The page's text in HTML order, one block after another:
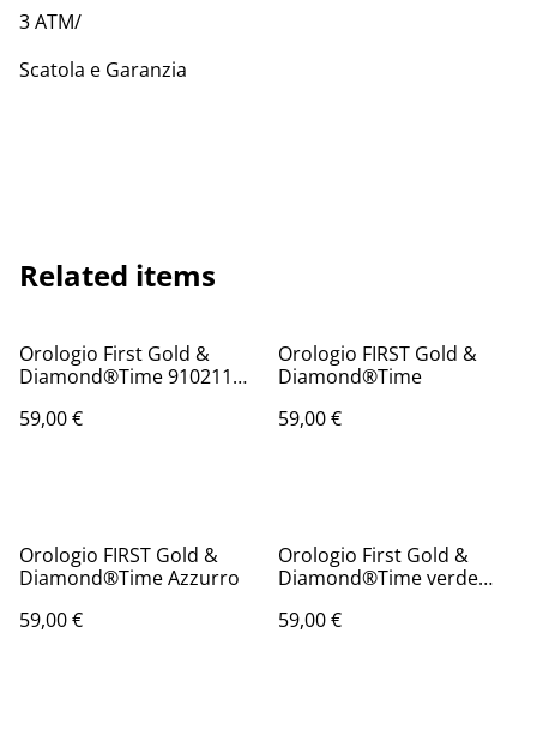
3 ATM/
Scatola e Garanzia
Related items
Orologio First Gold &
Diamond®️Time 910211
59,00 €
Orologio FIRST Gold &
Diamond®️Time
59,00 €
Orologio FIRST Gold &
Diamond®️Time Azzurro
59,00 €
Orologio First Gold &
Diamond®️Time verde
59,00 €